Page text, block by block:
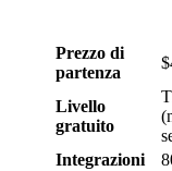
Prezzo di
partenza
Livello
gratuito
Integrazioni